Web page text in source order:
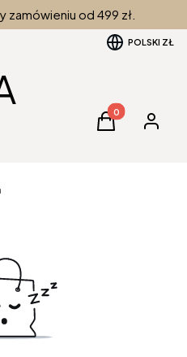
zamówieniu od 499 zł.
POLSKI ZŁ
Produkty w
Koszyk Zaloguj